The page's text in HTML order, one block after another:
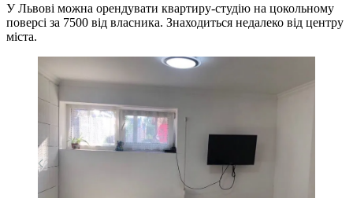
У Львові можна орендувати квартиру-студію на цокольному
поверсі за 7500 від власника. Знаходиться недалеко від центру
міста.